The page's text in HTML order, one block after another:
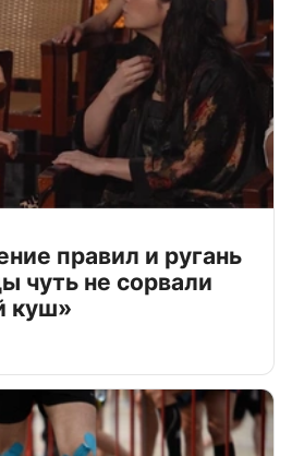
правил и ругань
чуть не сорвали
куш»